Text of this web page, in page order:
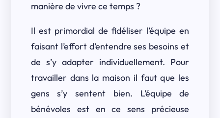
manière de vivre ce temps ?
Il est primordial de fidéliser l’équipe en
faisant l’effort d’entendre ses besoins et
de s’y adapter individuellement. Pour
travailler dans la maison il faut que les
gens s’y sentent bien. L’équipe de
bénévoles est en ce sens précieuse